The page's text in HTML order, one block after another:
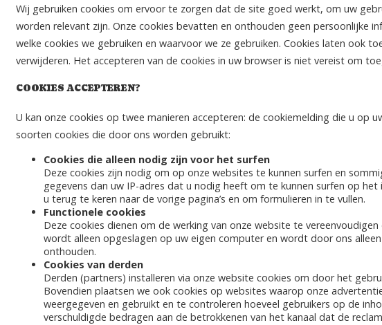
Wij gebruiken cookies om ervoor te zorgen dat de site goed werkt, om uw
worden relevant zijn. Onze cookies bevatten en onthouden geen persoonlijke
welke cookies we gebruiken en waarvoor we ze gebruiken. Cookies laten ook
verwijderen. Het accepteren van de cookies in uw browser is niet vereist om
COOKIES ACCEPTEREN?
U kan onze cookies op twee manieren accepteren: de cookiemelding die u op
soorten cookies die door ons worden gebruikt:
Cookies die alleen nodig zijn voor het surfen
Deze cookies zijn nodig om op onze websites te kunnen surfen en
gegevens dan uw IP-adres dat u nodig heeft om te kunnen surfen op
u terug te keren naar de vorige pagina’s en om formulieren in te vullen.
Functionele cookies
Deze cookies dienen om de werking van onze website te
wordt alleen opgeslagen op uw eigen computer en wordt door ons
onthouden.
Cookies van derden
Derden (partners) installeren via onze website cookies om door het
Bovendien plaatsen we ook cookies op websites waarop onze
weergegeven en gebruikt en te controleren hoeveel gebruikers op de
verschuldigde bedragen aan de betrokkenen van het kanaal dat de